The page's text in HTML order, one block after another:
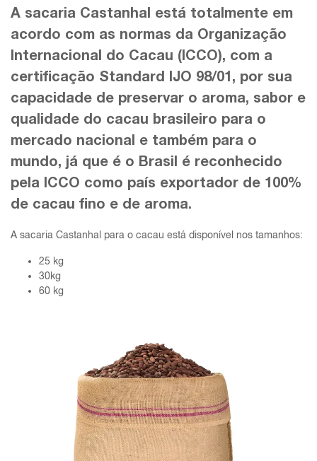
A sacaria Castanhal está totalmente em
acordo com as normas da Organização
Internacional do Cacau (ICCO), com a
certificação Standard IJO 98/01, por sua
capacidade de preservar o aroma, sabor e
qualidade do cacau brasileiro para o
mercado nacional e também para o
mundo, já que é o Brasil é reconhecido
pela ICCO como país exportador de 100%
de cacau fino e de aroma.
A sacaria Castanhal para o cacau está disponível nos tamanhos:
25 kg
30kg
60 kg